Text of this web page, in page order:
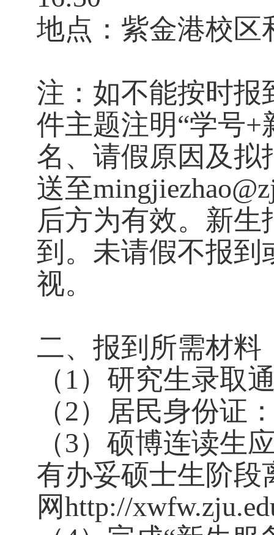
地点： 紫金港校区
注：如不能按时报
件主题注明“学号+
名、请假原因及拟
送至
后方为有效。新生
到。未请假不报到
视。
二、报到所需材料
（ 1）研究生录取
（2）居民身份证
（3）硕博连读生
有办妥硕士生阶段
网http://